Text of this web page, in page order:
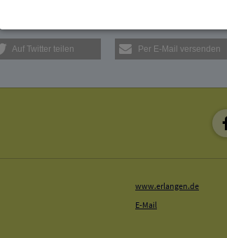
Diese Cookies sind für den Betrieb der Seite
gespeichert. Lediglich eine anonyme Session-ID
werden ausschließlich auf unseren eigenen
die Funktion AnonymizeIP zur Anonymisierung
Videos werden über die Plattformen YouTube
Datenschutzmodus. Dieser Modus bewirkt laut
Website speichert, bevor diese sich das Video
Auf Twitter teilen Per E-Mail versenden
www.erlangen.de
E-Mail